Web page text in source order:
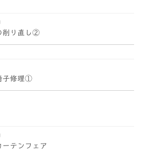
削り直し②
子修理①
ーテンフェア